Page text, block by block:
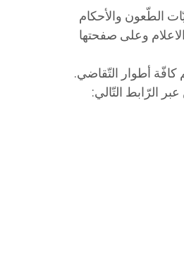
الطّعون والأحكام
وعلى صفحتها
أطوار التّقاضي.
الرّابط التّالي: